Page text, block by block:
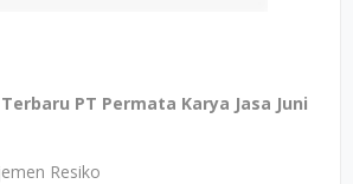
PT Permata Karya Jasa Juni
Resiko